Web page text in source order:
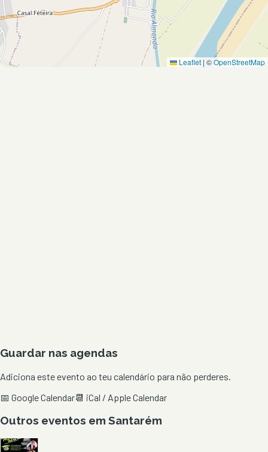
Leaflet | ©OpenStreetMap
Guardar nas agendas
Adiciona este evento ao teu calendário para não perderes.
📅 Google Calendar📆 iCal / Apple Calendar
Outros eventos em Santarém